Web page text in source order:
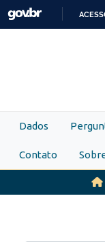
Skip to main content
Dados
Contato